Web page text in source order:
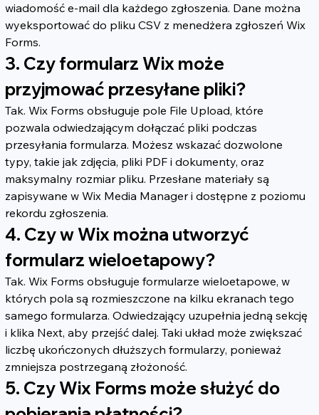
wiadomość e-mail dla każdego zgłoszenia. Dane można
wyeksportować do pliku CSV z menedżera zgłoszeń Wix
Forms.
3. Czy formularz Wix może
przyjmować przesyłane pliki?
Tak. Wix Forms obsługuje pole File Upload, które
pozwala odwiedzającym dołączać pliki podczas
przesyłania formularza. Możesz wskazać dozwolone
typy, takie jak zdjęcia, pliki PDF i dokumenty, oraz
maksymalny rozmiar pliku. Przesłane materiały są
zapisywane w Wix Media Manager i dostępne z poziomu
rekordu zgłoszenia.
4. Czy w Wix można utworzyć
formularz wieloetapowy?
Tak. Wix Forms obsługuje formularze wieloetapowe, w
których pola są rozmieszczone na kilku ekranach tego
samego formularza. Odwiedzający uzupełnia jedną sekcję
i klika Next, aby przejść dalej. Taki układ może zwiększać
liczbę ukończonych dłuższych formularzy, ponieważ
zmniejsza postrzeganą złożoność.
5. Czy Wix Forms może służyć do